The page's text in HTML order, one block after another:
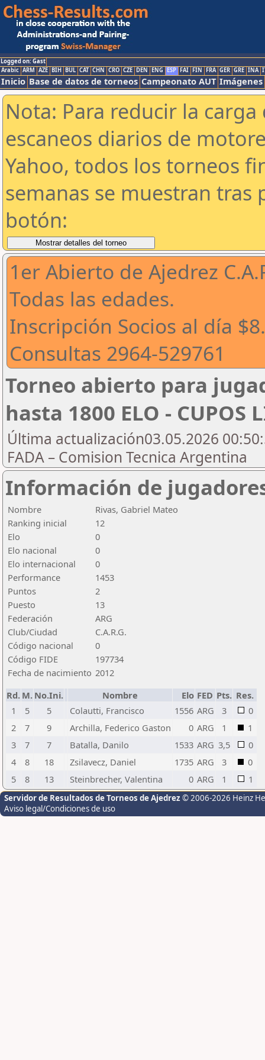
Logged on: Gast
Arabic ARM AZE BIH BUL CAT CHN CRO CZE DEN ENG ESP FAI FIN FRA GER GRE INA
Inicio Base de datos de torneos Campeonato AUT Imágenes
Nota: Para reducir la
escaneos diarios de
Yahoo, todos los torneos
semanas se muestran tras
botón:
1er Abierto de Ajedrez
Todas las edades.
Inscripción Socios al día
Consultas 2964-529761
Torneo abierto para
hasta 1800 ELO - CUPOS
Última actualización03.05.2026
FADA – Comision Tecnica Argentina
Información de
Nombre
Rivas, Gabriel Mateo
Ranking inicial
12
Elo
0
Elo nacional
0
Elo internacional
0
Performance
1453
Puntos
2
Puesto
13
Federación
ARG
Club/Ciudad
C.A.R.G.
Código nacional
0
Código FIDE
197734
Fecha de nacimiento 2012
Rd. M. No.Ini. Nombre Elo FED Pts. Res.
1
5 5 Colautti, Francisco 1556 ARG 3
0
2
7 9 Archilla, Federico Gaston 0 ARG 1
1
3
7 7 Batalla, Danilo 1533 ARG 3,5
0
4
8 18 Zsilavecz, Daniel 1735 ARG 3
0
5
8 13 Steinbrecher, Valentina 0 ARG 1 1
Servidor de Resultados de Torneos de Ajedrez © 2006-2026 Heinz
Aviso legal/Condiciones de uso